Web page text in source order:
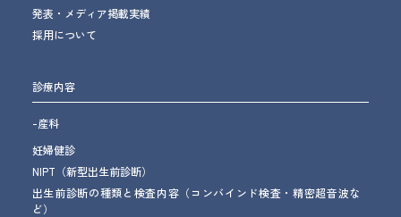
発表・メディア掲載実績
採用について
診療内容
-産科
妊婦健診
NIPT（新型出生前診断）
出生前診断の種類と検査内容（コンバインド検査・精密超音波な
ど）